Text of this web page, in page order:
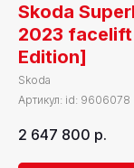
Skoda
2023 facelift
Edition]
Skoda
Артикул: id: 9606078
2 647 800 р.